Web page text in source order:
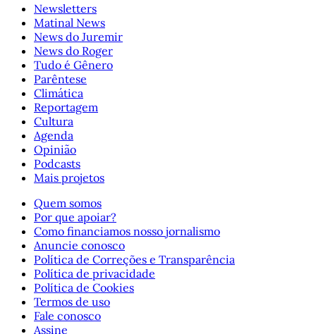
Newsletters
Matinal News
News do Juremir
News do Roger
Tudo é Gênero
Parêntese
Climática
Reportagem
Cultura
Agenda
Opinião
Podcasts
Mais projetos
Quem somos
Por que apoiar?
Como financiamos nosso jornalismo
Anuncie conosco
Política de Correções e Transparência
Política de privacidade
Política de Cookies
Termos de uso
Fale conosco
Assine